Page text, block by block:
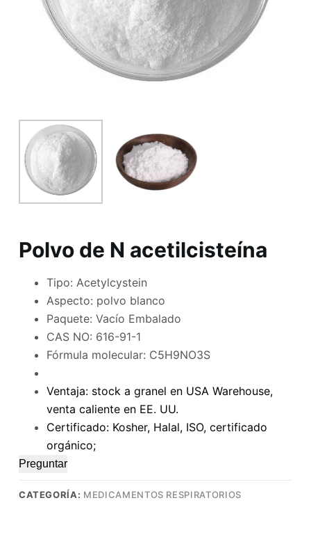
Polvo de N acetilcisteína
Tipo: Acetylcystein
Aspecto: polvo blanco
Paquete: Vacío Embalado
CAS NO: 616-91-1
Fórmula molecular: C5H9NO3S
Ventaja: stock a granel en USA Warehouse,
venta caliente en EE. UU.
Certificado: Kosher, Halal, ISO, certificado
orgánico;
Preguntar
CATEGORÍA: MEDICAMENTOS RESPIRATORIOS